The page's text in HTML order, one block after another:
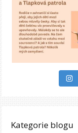
Kategorie blogu